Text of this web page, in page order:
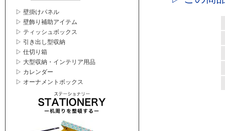
▷ 壁掛けパネル
▷ 壁飾り補助アイテム
▷ ティッシュボックス
▷ 引き出し型収納
▷ 仕切り箱
▷ 大型収納・インテリア用品
▷ カレンダー
▷ オーナメントボックス